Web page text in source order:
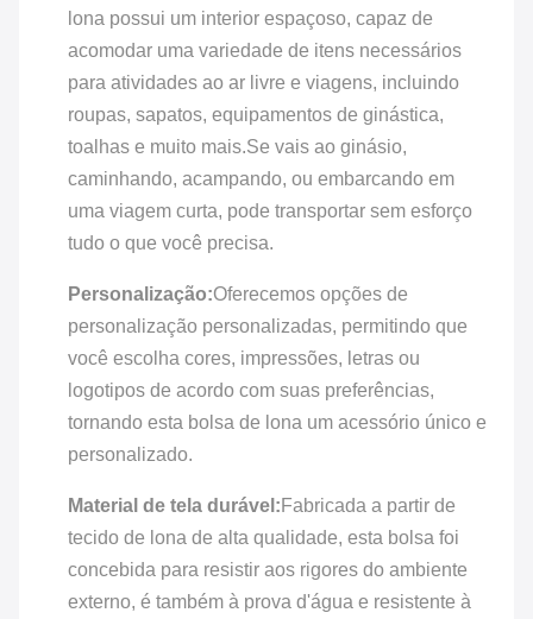
lona possui um interior espaçoso, capaz de
acomodar uma variedade de itens necessários
para atividades ao ar livre e viagens, incluindo
roupas, sapatos, equipamentos de ginástica,
toalhas e muito mais.Se vais ao ginásio,
caminhando, acampando, ou embarcando em
uma viagem curta, pode transportar sem esforço
tudo o que você precisa.
Personalização:Oferecemos opções de
personalização personalizadas, permitindo que
você escolha cores, impressões, letras ou
logotipos de acordo com suas preferências,
tornando esta bolsa de lona um acessório único e
personalizado.
Material de tela durável: Fabricada a partir de
tecido de lona de alta qualidade, esta bolsa foi
concebida para resistir aos rigores do ambiente
externo, é também à prova d'água e resistente à